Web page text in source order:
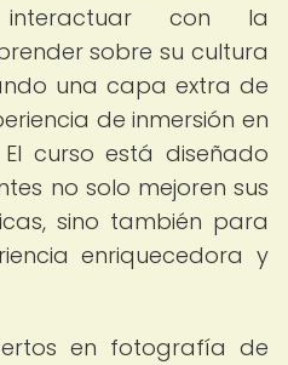
con la
sobre su cultura
una capa extra de
de inmersión en
curso está diseñado
no solo mejoren sus
sino también para
enriquecedora y
en fotografía de